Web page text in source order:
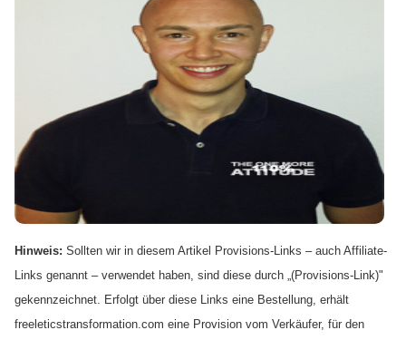
Hinweis: Sollten wir in diesem Artikel Provisions-Links – auch Affiliate-
Links genannt – verwendet haben, sind diese durch „(Provisions-Link)"
gekennzeichnet. Erfolgt über diese Links eine Bestellung, erhält
freeleticstransformation.com eine Provision vom Verkäufer, für den